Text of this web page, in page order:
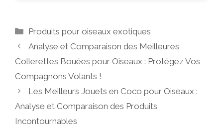
Catégories
Produits pour oiseaux exotiques
Analyse et Comparaison des Meilleures
Collerettes Bouées pour Oiseaux : Protégez Vos
Compagnons Volants !
Les Meilleurs Jouets en Coco pour Oiseaux :
Analyse et Comparaison des Produits
Incontournables